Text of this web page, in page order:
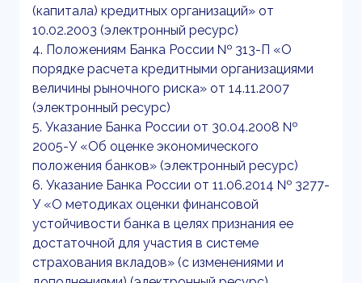
(капитала) кредитных организаций» от
10.02.2003 (электронный ресурс)
4. Положениям Банка России № 313-П «О
порядке расчета кредитными организациями
величины рыночного риска» от 14.11.2007
(электронный ресурс)
5. Указание Банка России от 30.04.2008 №
2005-У «Об оценке экономического
положения банков» (электронный ресурс)
6. Указание Банка России от 11.06.2014 № 3277-
У «О методиках оценки финансовой
устойчивости банка в целях признания ее
достаточной для участия в системе
страхования вкладов» (с изменениями и